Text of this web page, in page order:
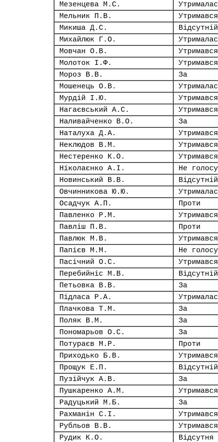
Мезенцева М.С.
Мельник П.В.
Утримався
Микиша Д.С.
Відсутній
Михайлюк Г.О.
Мовчан О.В.
Утримався
Молоток І.Ф.
Утримався
Мороз В.В.
За
Мошенець О.В.
Мурдій І.Ю.
Утримався
Нагаєвський А.С.
Утримався
Наливайченко В.О.
За
Наталуха Д.А.
Утримався
Неклюдов В.М.
Утримався
Нестеренко К.О.
Утримався
Ніколаєнко А.І.
Не
Новинський В.В.
Відсутній
Овчинникова Ю.Ю.
Осадчук А.П.
Проти
Павленко Р.М.
Утримався
Павліш П.В.
Проти
Павлюк М.В.
Утримався
Папієв М.М.
Не
Пасічний О.С.
Утримався
Перебийніс М.В.
Відсутній
Петьовка В.В.
За
Підласа Р.А.
Плачкова Т.М.
За
Поляк В.М.
За
Пономарьов О.С.
За
Потураєв М.Р.
Проти
Приходько Б.В.
Утримався
Прощук Е.П.
Відсутній
Пузійчук А.В.
За
Пушкаренко А.М.
Утримався
Радуцький М.Б.
За
Рахманін С.І.
Утримався
Рубльов В.В.
Утримався
Рудик К.О.
Відсутня